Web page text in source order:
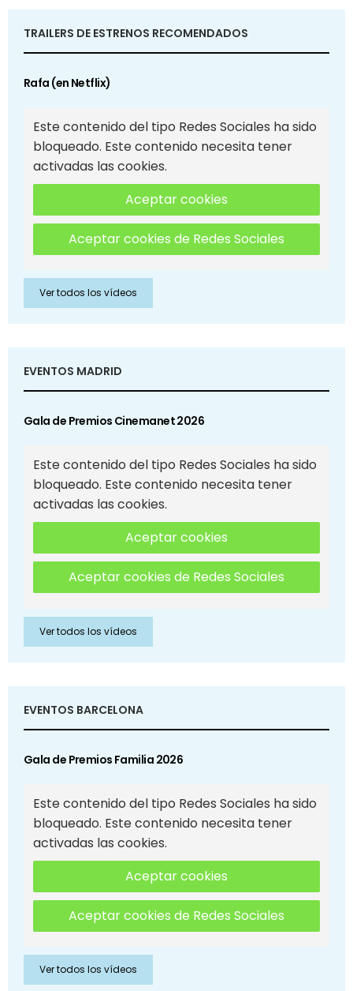
TRAILERS DE ESTRENOS RECOMENDADOS
Rafa (en Netflix)
Este contenido del tipo Redes Sociales ha sido
bloqueado. Este contenido necesita tener
activadas las cookies.
Aceptar cookies
Aceptar cookies de Redes Sociales
Ver todos los vídeos
EVENTOS MADRID
Gala de Premios Cinemanet 2026
Este contenido del tipo Redes Sociales ha sido
bloqueado. Este contenido necesita tener
activadas las cookies.
Aceptar cookies
Aceptar cookies de Redes Sociales
Ver todos los vídeos
EVENTOS BARCELONA
Gala de Premios Familia 2026
Este contenido del tipo Redes Sociales ha sido
bloqueado. Este contenido necesita tener
activadas las cookies.
Aceptar cookies
Aceptar cookies de Redes Sociales
Ver todos los vídeos